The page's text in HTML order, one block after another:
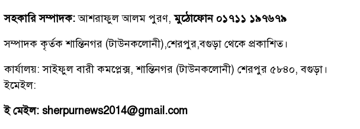
সহকারি সম্পাদক:আশরাফুল আলম পুরণ,মুঠোফোন ০১৭১১ ১৯৭৬৭৯
সম্পাদক কৃর্তক শান্তিনগর (টাউনকলোনী),শেরপুর,বগুড়া থেকে প্রকাশিত।
কার্যালয়: সাইফুল বারী কমপ্লেক্স, শান্তিনগর (টাউনকলোনী) শেরপুর ৫৮৪০, বগুড়া।
ইমেইল:
ই মেইল: sherpurnews2014@gmail.com